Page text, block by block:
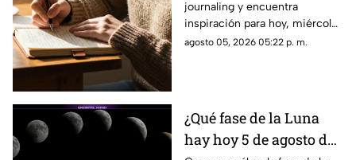
este texto para escribir
en tu diario y
reflexionar sobre tu día
journaling y encuentra
inspiración para hoy, miércoles
5 de agosto de 2026. Un
agosto 05, 2026 05:22 p. m.
¿Qué fase de la Luna
hay hoy 5 de agosto de